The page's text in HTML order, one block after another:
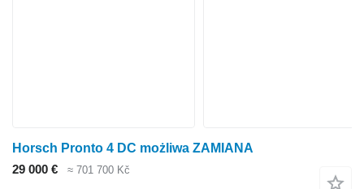
Horsch Pronto 4 DC możliwa ZAMIANA
29 000 €
≈ 701 700 Kč